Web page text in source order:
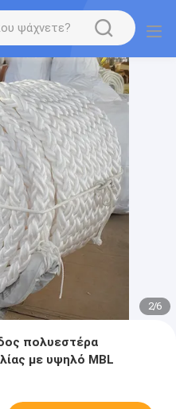
2/6
πολυεστέρα
με υψηλό MBL